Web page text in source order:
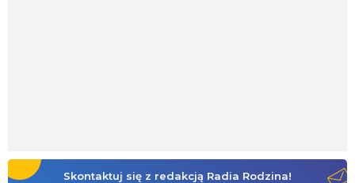
Skontaktuj się z redakcją Radia Rodzina!